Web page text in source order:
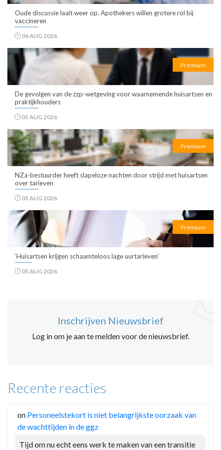
Oude discussie laait weer op. Apothekers willen grotere rol bij
vaccineren
06 AUG 2026
Premium
De gevolgen van de zzp-wetgeving voor waarnemende huisartsen en
praktijkhouders
05 AUG 2026
Premium
NZa-bestuurder heeft slapeloze nachten door strijd met huisartsen
over tarieven
05 AUG 2026
Premium
‘Huisartsen krijgen schaamteloos lage uurtarieven’
05 AUG 2026
Inschrijven Nieuwsbrief
Log in om je aan te melden voor de nieuwsbrief.
Recente reacties
on Personeelstekort is niet belangrijkste oorzaak van
de wachttijden in de ggz
Tijd om nu echt eens werk te maken van een transitie